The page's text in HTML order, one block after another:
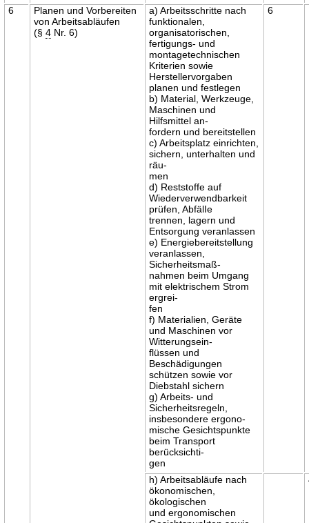
6
Planen und Vorbereiten
von Arbeitsabläufen
(§4 Nr. 6)
a) Arbeitsschritte nach
funktionalen,
organisatorischen,
fertigungs- und
montagetechnischen
Kriterien sowie
Herstellervorgaben
planen und festlegen
b) Material, Werkzeuge,
Maschinen und
Hilfsmittel an-
fordern und bereitstellen
c) Arbeitsplatz einrichten,
sichern, unterhalten und
räu-
men
d) Reststoffe auf
Wiederverwendbarkeit
prüfen, AbfälIe
trennen, lagern und
Entsorgung veranlassen
e) Energiebereitstellung
veranlassen,
Sicherheitsmaß-
nahmen beim Umgang
mit elektrischem Strom
ergrei-
fen
f) Materialien, Geräte
und Maschinen vor
Witterungsein-
flüssen und
Beschädigungen
schützen sowie vor
Diebstahl sichern
g) Arbeits- und
Sicherheitsregeln,
insbesondere ergono-
mische Gesichtspunkte
beim Transport
berücksichti-
gen
6
h) Arbeitsabläufe nach
ökonomischen,
ökologischen
und ergonomischen